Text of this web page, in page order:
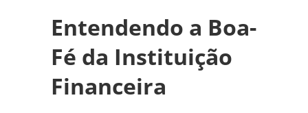
Entendendo a Boa-
Fé da Instituição
Financeira